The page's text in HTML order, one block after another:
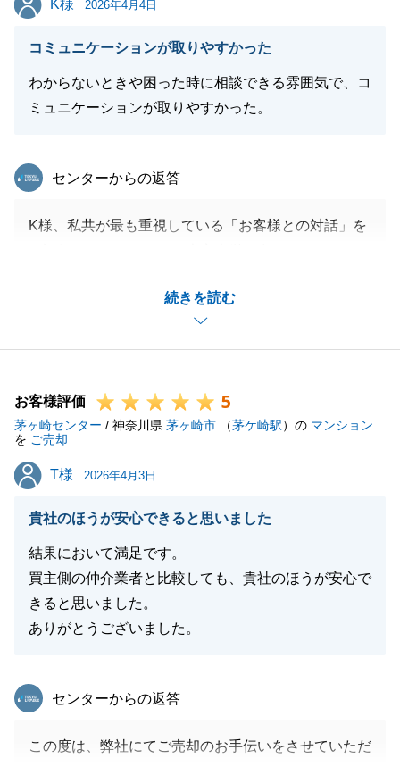
売代理としてしっかりお客様にお薦めできる状況が作
その結果、販売開始してからご成約までスムーズに進
めることができたと思っております。
これからも何かお困り事がございましたら、いつでも
閉じる
K様 2026年4月4日
コミュニケーションが取りやすかった
わからないときや困った時に相談できる雰囲気で、コ
ミュニケーションが取りやすかった。
続きを読む
東急リバブル
センターからの返答
K様、私共が最も重視している「お客様との対話」を
意思疎通は成功への一番の近道だと考えております。
K様が率直に思いを伝えてくださったおかげで、私も
迷いなく最適なご提案をすることができました。
し上げます。
何かお困り事がございましたらご連絡いただけますと
幸いです。
閉じる
お客様評価 5
茅ヶ崎センター / 神奈川県 茅ヶ崎市 （茅ケ崎駅）の マンション
を ご売却
T様
T様 2026年4月3日
貴社のほうが安心できると思いました
結果において満足です。
買主側の仲介業者と比較しても、貴社のほうが安心で
きると思いました。
ありがとうございました。
東急リバブル
センターからの返答
この度は、弊社にてご売却のお手伝いをさせていただ